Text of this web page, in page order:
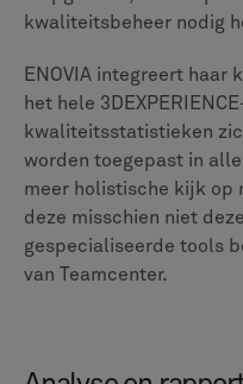
Integratie en
ecosysteem
Teamcenter is een
Xcelerator-portfolio en
met Siemens-tools zoals
Simcenter voor